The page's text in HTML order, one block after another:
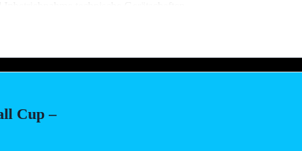
Cup –